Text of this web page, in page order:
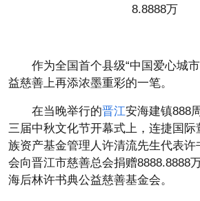
作为全国首个县级“中国爱心城市
益慈善上再添浓墨重彩的一笔。
在当晚举行的晋江安海建镇888
三届中秋文化节开幕式上，连捷国际
族资产基金管理人许清流先生代表许
会向晋江市慈善总会捐赠8888.8888
海后林许书典公益慈善基金会。